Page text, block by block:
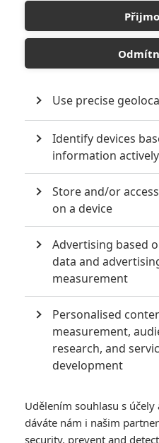
5
zámku
8
6
8
POSLEDNÍ
3ČLÁNEK | 01.08.2026 16:40
Marvel nečekaně zrušil již
433
拆彈專家
dobrodružství s vůní Afriky
1ČLÁNEK | 30.07.2026 12:31
Use precise
Identify devices
information
Store and/or
on a device
Advertising based
data and
measurement
Personalised
measurement,
research, and
development
Udělením souhlasu s
dáváte nám i našim
security, prevent and